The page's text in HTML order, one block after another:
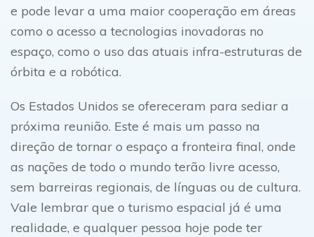
e pode levar a uma maior cooperação em áreas
como o acesso a tecnologias inovadoras no
espaço, como o uso das atuais infra-estruturas de
órbita e a robótica.
Os Estados Unidos se ofereceram para sediar a
próxima reunião. Este é mais um passo na
direção de tornar o espaço a fronteira final, onde
as nações de todo o mundo terão livre acesso,
sem barreiras regionais, de línguas ou de cultura.
Vale lembrar que o turismo espacial já é uma
realidade, e qualquer pessoa hoje pode ter